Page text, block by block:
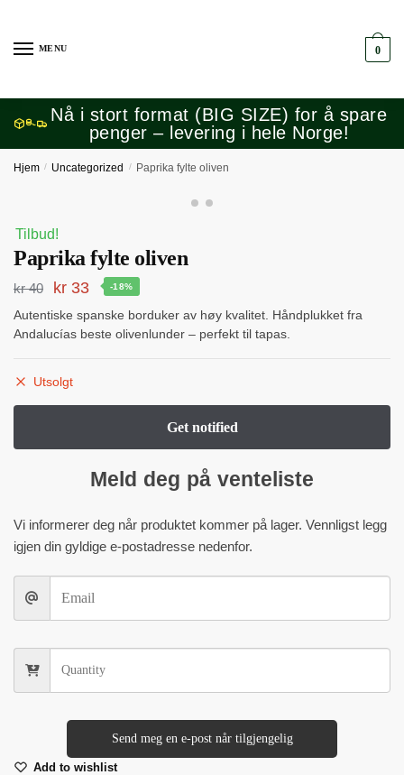
navigation
contentMENU 0
Nå i stort format (BIG SIZE) for å spare
penger – levering i hele Norge!
Hjem / Uncategorized / Paprika fylte oliven
Tilbud!
Paprika fylte oliven
kr40
Opprinnelig
pris
var:
kr 33 Nåværende
pris
er:
-18%
Autentiske spanske borduker av høy kvalitet. Håndplukket fra
Andalucías beste olivenlunder – perfekt til tapas.
Utsolgt
Meld deg på venteliste
Vi informerer deg når produktet kommer på lager. Vennligst legg
igjen din gyldige e-postadresse nedenfor.
Send meg en e-post når tilgjengelig
Add to wishlist